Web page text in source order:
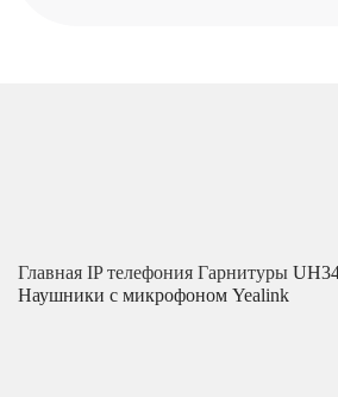
Главная IP телефония Гарнитуры
Наушники с микрофоном Yealink